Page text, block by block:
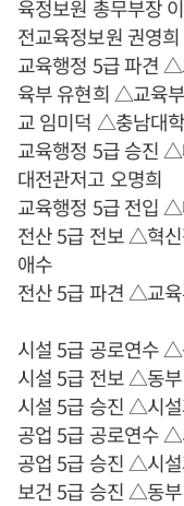
육정보원 총무부장
전교육정보원 권영
교육행정 5급 파견
육부 유현희 △교육
교 임미덕 △충남대
교육행정 5급 승진
대전관저고 오명희
교육행정 5급 전입
전산 5급 전보 △혁
애수
전산 5급 파견 △교
시설 5급 공로연수
시설 5급 전보 △동
시설 5급 승진 △시
공업 5급 공로연수
공업 5급 승진 △시
보건 5급 승진 △동